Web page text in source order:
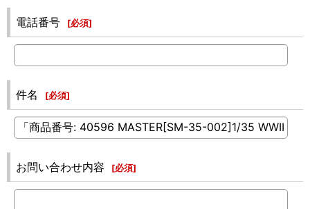
電話番号 [必須]
件名 [必須]
お問い合わせ内容 [必須]